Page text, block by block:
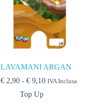
LAVAMANI ARGAN
€ 2,90 - € 9,10 IVA Inclusa
Top Up